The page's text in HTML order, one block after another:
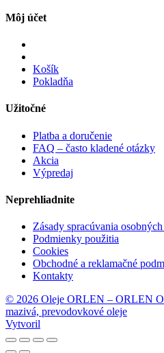
Môj účet
Košík
Pokladňa
Užitočné
Platba a doručenie
FAQ – často kladené otázky
Akcia
Výpredaj
Neprehliadnite
Zásady spracúvania
Podmienky použitia
Cookies
Obchodné a reklamačné
Kontakty
© 2026 Oleje ORLEN – ORLEN
mazivá, prevodovkové oleje
Vytvoril